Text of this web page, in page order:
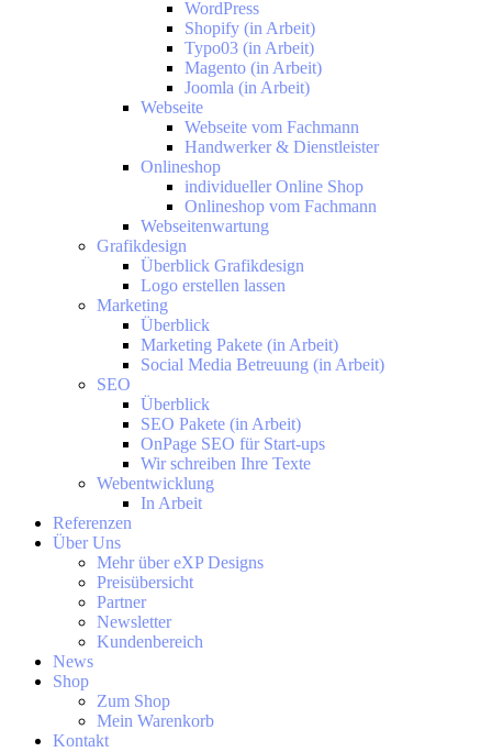
WordPress
Shopify (in Arbeit)
Typo03 (in Arbeit)
Magento (in Arbeit)
Joomla (in Arbeit)
Webseite
Webseite vom Fachmann
Handwerker & Dienstleister
Onlineshop
individueller Online Shop
Onlineshop vom Fachmann
Webseitenwartung
Grafikdesign
Überblick Grafikdesign
Logo erstellen lassen
Marketing
Überblick
Marketing Pakete (in Arbeit)
Social Media Betreuung (in Arbeit)
SEO
Überblick
SEO Pakete (in Arbeit)
OnPage SEO für Start-ups
Wir schreiben Ihre Texte
Webentwicklung
In Arbeit
Referenzen
Über Uns
Mehr über eXP Designs
Preisübersicht
Partner
Newsletter
Kundenbereich
News
Shop
Zum Shop
Mein Warenkorb
Kontakt